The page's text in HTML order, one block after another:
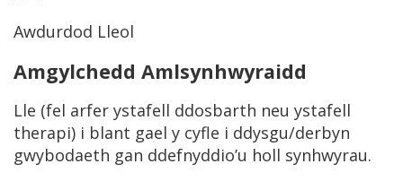
Awdurdod Lleol
Amgylchedd Amlsynhwyraidd
Lle (fel arfer ystafell ddosbarth neu ystafell
therapi) i blant gael y cyfle i ddysgu/derbyn
gwybodaeth gan ddefnyddio’u holl synhwyrau.